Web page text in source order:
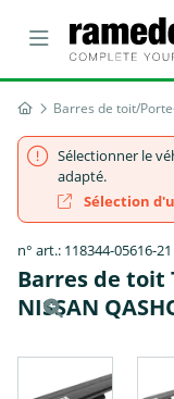
Barres de toit/
Sélectionner le
adapté.
Sélection
n° art.: 118344-05616-21
Barres de toit
NISSAN